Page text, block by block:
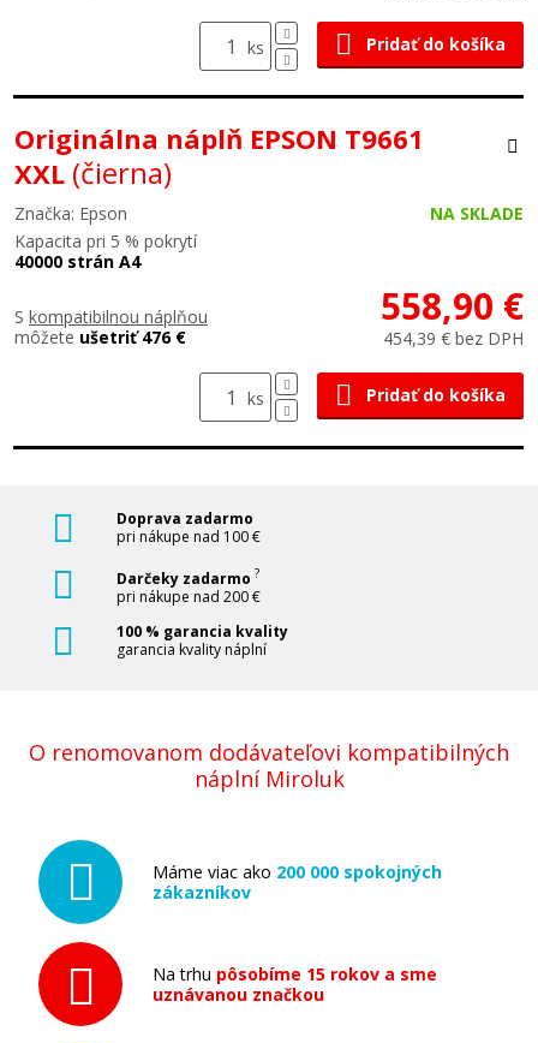
ks Pridať do košíka
Originálna náplň EPSON T9661
XXL (čierna)
Značka: Epson
NA SKLADE
Kapacita pri 5 % pokrytí
40000 strán A4
S kompatibilnou náplňou
môžete ušetriť 476 €
558,90 €
454,39 € bez DPH
ks Pridať do košíka
Doprava zadarmo
pri nákupe nad 100 €
Darčeky zadarmo ?
pri nákupe nad 200 €
100 % garancia kvality
garancia kvality náplní
O renomovanom dodávateľovi kompatibilných
náplní Miroluk
Máme viac ako 200 000 spokojných
zákazníkov
Na trhu pôsobíme 15 rokov a sme
uznávanou značkou